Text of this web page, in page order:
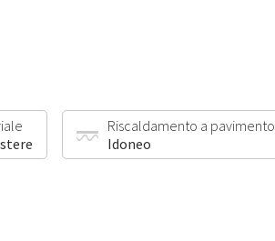
Riscaldamento a pavimento
Idoneo